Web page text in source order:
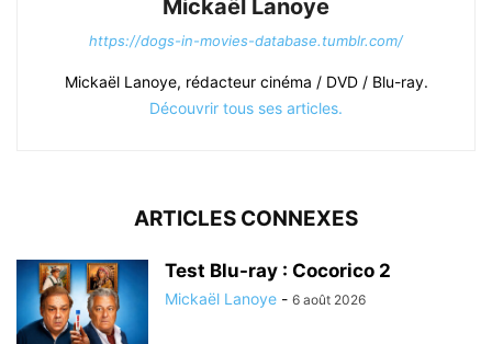
Mickaël Lanoye
https://dogs-in-movies-database.tumblr.com/
Mickaël Lanoye, rédacteur cinéma / DVD / Blu-ray.
Découvrir tous ses articles.
ARTICLES CONNEXES
Test Blu-ray : Cocorico 2
Mickaël Lanoye - 6 août 2026